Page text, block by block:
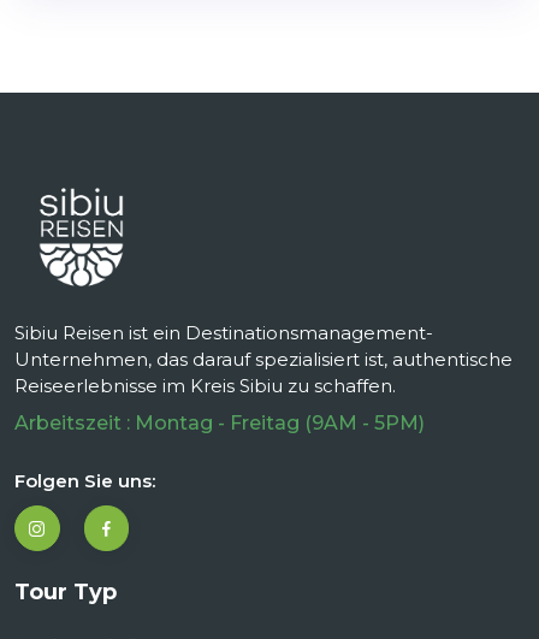
Sibiu Reisen ist ein Destinationsmanagement-
Unternehmen, das darauf spezialisiert ist, authentische
Reiseerlebnisse im Kreis Sibiu zu schaffen.
Arbeitszeit : Montag - Freitag (9AM - 5PM)
Folgen Sie uns:
Tour Typ